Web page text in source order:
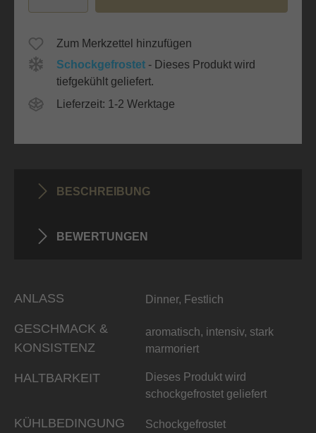
Zum Merkzettel hinzufügen
Schockgefrostet - Dieses Produkt wird
tiefgekühlt geliefert.
Lieferzeit: 1-2 Werktage
BESCHREIBUNG
BEWERTUNGEN
ANLASS Dinner, Festlich
GESCHMACK &
KONSISTENZ
aromatisch, intensiv, stark
marmoriert
HALTBARKEIT
Dieses Produkt wird
schockgefrostet geliefert
KÜHLBEDINGUNG Schockgefrostet